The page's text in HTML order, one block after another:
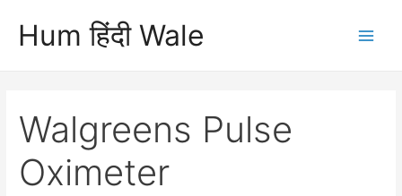
Hum हिंदी Wale
Walgreens Pulse
Oximeter